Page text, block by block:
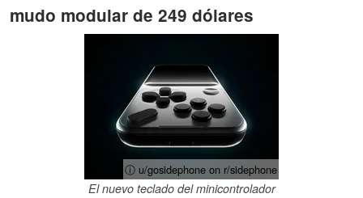
mudo modular de 249 dólares
ⓘ u/gosidephone on r/sidephone
El nuevo teclado del minicontrolador